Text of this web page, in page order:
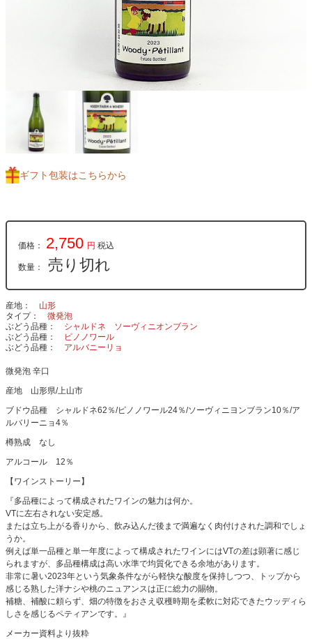
ギフト包装はこちらから
価格： 2,750 円 税込
数量： 売り切れ
産地
山形
タイプ
微発泡
ぶどう品種
シャルドネ
ソーヴィニオンブラン
ぶどう品種
ピノノワール
ぶどう品種
アルバニーリョ
微発泡 辛口
産地 山形県/上山市
ブドウ品種 シャルドネ62％/ピノノワール24％/ソーヴィニヨンブラン10％/ア
ルバリーニョ4％
樽熟成 なし
アルコール 12％
【ワインストーリー】
『多品種によって構成されたワインの魅力は何か。
VTに左右されない安定感。
または立ち上がる香りから、飲み込んだ後まで満遍なく肉付けされた調和でしょ
うか。
例えば単一品種と単一年度によって構成されたワインにはVTの差は顕著に感じ
られますが、多品種構成は高い水準で均質化できる余地があります。
非常に暑い2023年という気象条件ながら軽快な酸度を保持しつつ、トップから
感じる熟した洋ナシや桃のニュアンスは正に総力の賜物。
補糖、補酸に頼らず、畑の特徴をおさえ収穫時期を柔軟に対応できたウッディら
しさを感じるペティアンです。』
メーカー資料より抜粋